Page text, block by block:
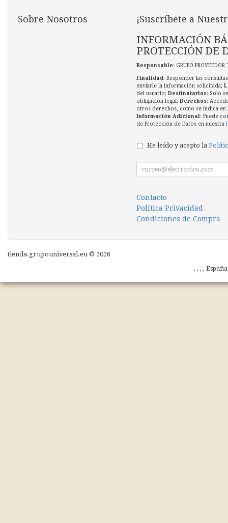
Sobre Nosotros ¡Suscríbete a
INFORMACIÓN
PROTECCIÓN DE
Responsable: GRUPO
Finalidad : Responder las
enviarle la información solicitada;
del usuario; Destinatarios: Solo
obligación legal; Derechos:
otros derechos, como se indica en
Información Adicional : Puede
de Protección de Datos en nuestra
He leído y acepto la
Contacto
Política Privacidad
Condiciones de Compra
tienda.grupouniversal.eu © 2026
, , , ,